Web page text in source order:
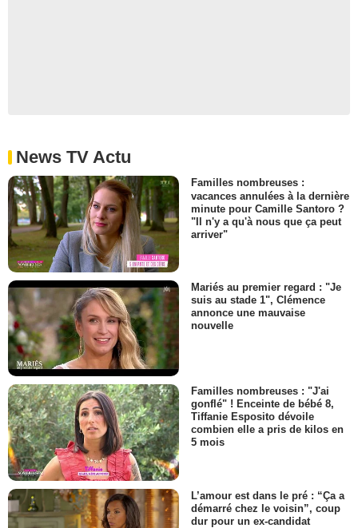
News TV Actu
Familles nombreuses :
vacances annulées à la dernière
minute pour Camille Santoro ?
"Il n'y a qu'à nous que ça peut
arriver"
Mariés au premier regard : "Je
suis au stade 1", Clémence
annonce une mauvaise
nouvelle
Familles nombreuses : "J'ai
gonflé" ! Enceinte de bébé 8,
Tiffanie Esposito dévoile
combien elle a pris de kilos en
5 mois
L’amour est dans le pré : “Ça a
démarré chez le voisin”, coup
dur pour un ex-candidat